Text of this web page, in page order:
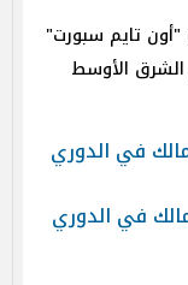
"أون تايم سبورت"
الأوسط
في الدوري
في الدوري